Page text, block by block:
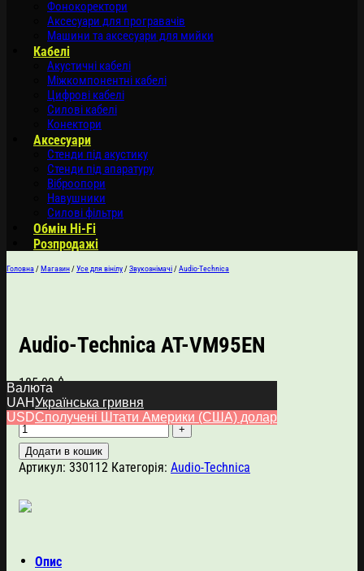
Фонокоректори
Аксесуари для програвачів
Машини та аксесуари для мийки
Кабелі
Акустичні кабелі
Міжкомпонентні кабелі
Цифрові кабелі
Силові кабелі
Конектори
Аксесуари
Стенди під акустику
Стенди під апаратуру
Віброопори
Навушники
Силові фільтри
Обмін Hi-Fi
Розпродажі
Головна /Магазин /Усе для вінілу /Звукознімачі /Audio-Technica
Audio-Technica AT-VM95EN
185.00$
Audio-Technica AT-VM95EN кількість
Додати в кошик
Артикул: 330112 Категорія: Audio-Technica
Опис
Валюта
UAHУкраїнська гривня
USDСполучені Штати Америки (США) долар